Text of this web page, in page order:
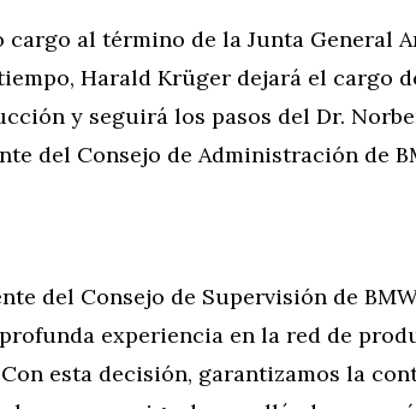
al término de la Junta General
Harald Krüger dejará el cargo
y seguirá los pasos del Dr.
del Consejo de Administración de
del Consejo de Supervisión de
experiencia en la red de
esta decisión, garantizamos la